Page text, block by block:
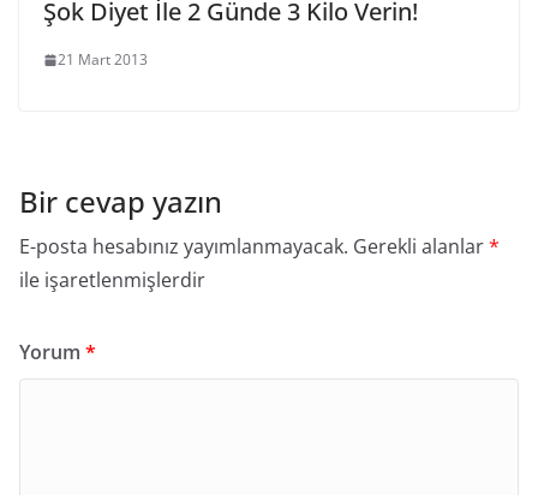
Şok Diyet İle 2 Günde 3 Kilo Verin!
21 Mart 2013
Bir cevap yazın
E-posta hesabınız yayımlanmayacak. Gerekli alanlar*
ile işaretlenmişlerdir
Yorum *